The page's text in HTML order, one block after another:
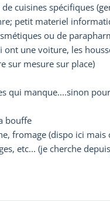
cuisines spécifiques
petit materiel
ou de
une voiture, les
sur mesure sur place)
qui manque....sinon
bouffe
fromage (dispo ici mais
etc... (je cherche